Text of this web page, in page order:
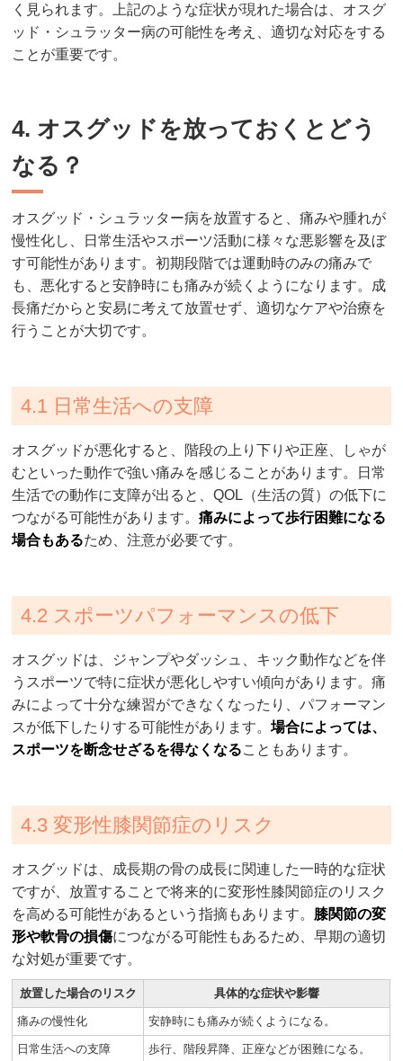
く見られます。上記のような症状が現れた場合は、オスグ
ッド・シュラッター病の可能性を考え、適切な対応をする
ことが重要です。
4. オスグッドを放っておくとどう
なる？
オスグッド・シュラッター病を放置すると、痛みや腫れが
慢性化し、日常生活やスポーツ活動に様々な悪影響を及ぼ
す可能性があります。初期段階では運動時のみの痛みで
も、悪化すると安静時にも痛みが続くようになります。成
長痛だからと安易に考えて放置せず、適切なケアや治療を
行うことが大切です。
4.1 日常生活への支障
オスグッドが悪化すると、階段の上り下りや正座、しゃが
むといった動作で強い痛みを感じることがあります。日常
生活での動作に支障が出ると、QOL（生活の質）の低下に
つながる可能性があります。痛みによって歩行困難になる
場合もあるため、注意が必要です。
4.2 スポーツパフォーマンスの低下
オスグッドは、ジャンプやダッシュ、キック動作などを伴
うスポーツで特に症状が悪化しやすい傾向があります。痛
みによって十分な練習ができなくなったり、パフォーマン
スが低下したりする可能性があります。場合によっては、
スポーツを断念せざるを得なくなることもあります。
4.3 変形性膝関節症のリスク
オスグッドは、成長期の骨の成長に関連した一時的な症状
ですが、放置することで将来的に変形性膝関節症のリスク
を高める可能性があるという指摘もあります。 膝関節の変
形や軟骨の損傷につながる可能性もあるため、早期の適切
な対処が重要です。
放置した場合のリスク 具体的な症状や影響
痛みの慢性化 安静時にも痛みが続くようになる。
日常生活への支障 歩行、階段昇降、正座などが困難になる。